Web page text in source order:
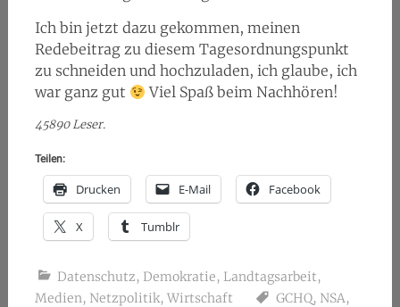
Ich bin jetzt dazu gekommen, meinen
Redebeitrag zu diesem Tagesordnungspunkt
zu schneiden und hochzuladen, ich glaube, ich
war ganz gut
Viel Spaß beim Nachhören!
45890 Leser.
Teilen:
Drucken E-Mail Facebook
X Tumblr
Datenschutz, Demokratie, Landtagsarbeit,
Medien, Netzpolitik, Wirtschaft GCHQ, NSA,